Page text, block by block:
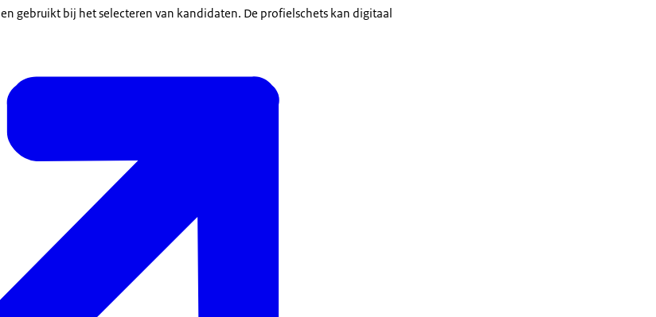
gebruikt bij het selecteren van kandidaten. De profielschets kan digitaal